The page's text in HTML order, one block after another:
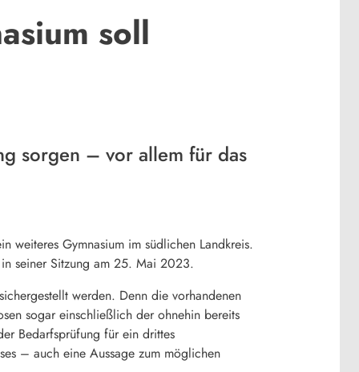
soll
sorgen – vor allem für das
weiteres Gymnasium im südlichen Landkreis.
in seiner Sitzung am 25. Mai 2023.
werden. Denn die vorhandenen
sogar einschließlich der ohnehin bereits
Bedarfsprüfung für ein drittes
– auch eine Aussage zum möglichen